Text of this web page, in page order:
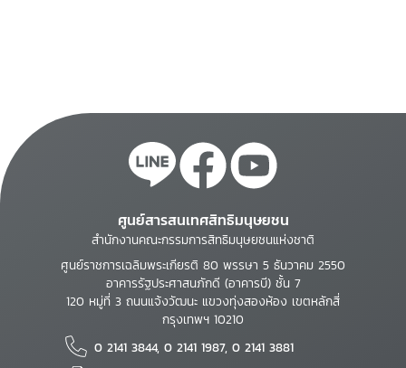
ศูนย์สารสนเทศสิทธิมนุษยชน
สำนักงานคณะกรรมการสิทธิมนุษยชนแห่งชาติ
ศูนย์ราชการเฉลิมพระเกียรติ 80 พรรษา 5 ธันวาคม 2550
อาคารรัฐประศาสนภักดี (อาคารบี) ชั้น 7
120 หมู่ที่ 3 ถนนแจ้งวัฒนะ แขวงทุ่งสองห้อง เขตหลักสี่
กรุงเทพฯ 10210
0 2141 3844, 0 2141 1987, 0 2141 3881